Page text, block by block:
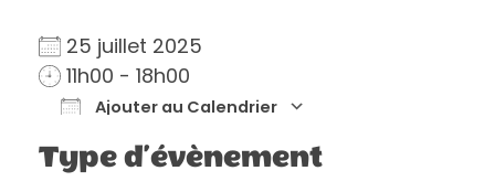
25 juillet 2025
11h00 - 18h00
Ajouter au Calendrier
Télécharger ICS
Type d’évènement